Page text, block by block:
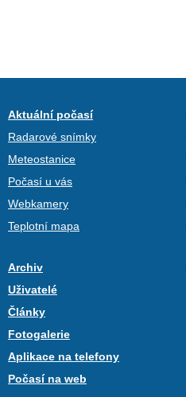
Aktuální počasí
Radarové snímky
Meteostanice
Počasí u vás
Webkamery
Teplotní mapa
Archiv
Uživatelé
Články
Fotogalerie
Aplikace na telefony
Počasí na web